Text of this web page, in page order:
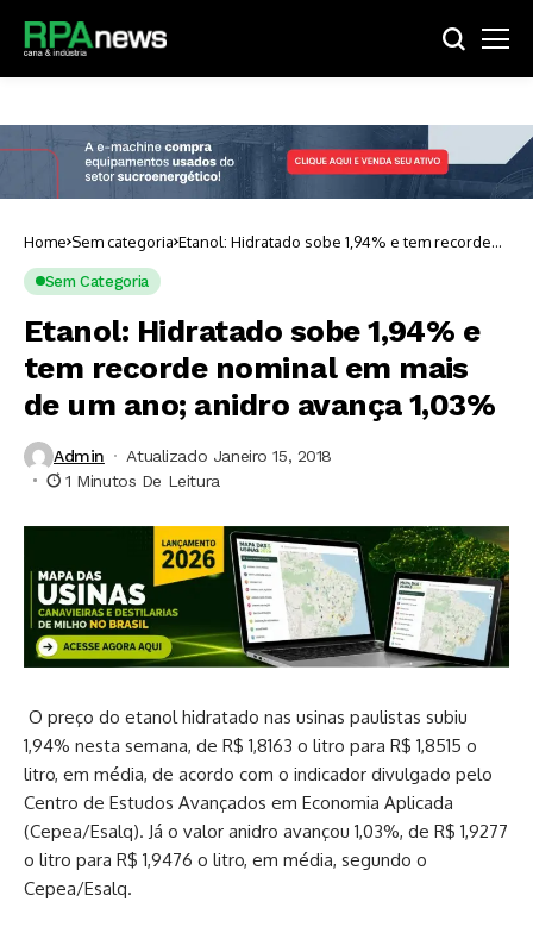
Home Sem categoria Etanol: Hidratado sobe 1,94% e tem recorde
nominal em mais de um ano; anidro avança
Sem Categoria
Etanol: Hidratado sobe 1,94% e
tem recorde nominal em mais
de um ano; anidro avança 1,03%
Admin
Atualizado Janeiro 15, 2018
1 Minutos De Leitura
O preço do etanol hidratado nas usinas paulistas subiu
1,94% nesta semana, de R$ 1,8163 o litro para R$ 1,8515 o
litro, em média, de acordo com o indicador divulgado pelo
Centro de Estudos Avançados em Economia Aplicada
(Cepea/Esalq). Já o valor anidro avançou 1,03%, de R$ 1,9277
o litro para R$ 1,9476 o litro, em média, segundo o
Cepea/Esalq.